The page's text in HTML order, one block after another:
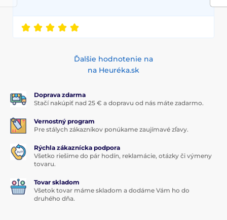
Ďalšie hodnotenie na
na Heuréka.sk
Doprava zdarma
Stačí nakúpiť nad 25 € a dopravu od nás máte zadarmo.
Vernostný program
Pre stálych zákazníkov ponúkame zaujímavé zľavy.
Rýchla zákaznícka podpora
Všetko riešime do pár hodín, reklamácie, otázky či výmeny
tovaru.
Tovar skladom
Všetok tovar máme skladom a dodáme Vám ho do
druhého dňa.